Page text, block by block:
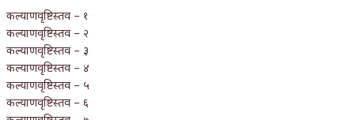
कल्याणवृष्टिस्तव – १
कल्याणवृष्टिस्तव – २
कल्याणवृष्टिस्तव – ३
कल्याणवृष्टिस्तव – ४
कल्याणवृष्टिस्तव – ५
कल्याणवृष्टिस्तव – ६